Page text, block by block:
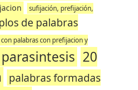
sufijación, prefijación,
de palabras
palabras con prefijacion y
20
palabras formadas